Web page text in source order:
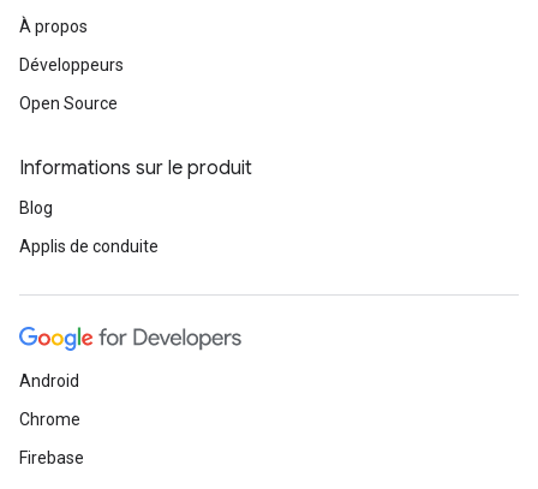
À propos
Développeurs
Open Source
Informations sur le produit
Blog
Applis de conduite
Android
Chrome
Firebase